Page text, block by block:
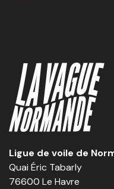
Ligue de voile de
Quai Éric Tabarly
76600 Le Havre